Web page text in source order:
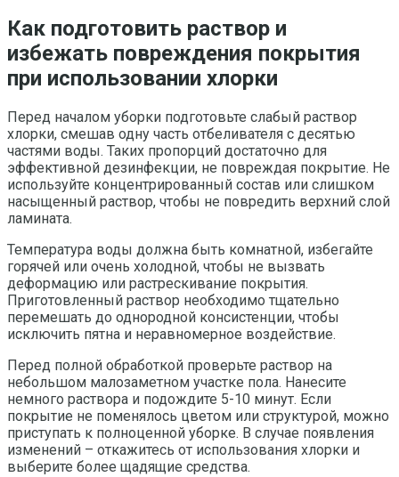
Как подготовить раствор и
избежать повреждения покрытия
при использовании хлорки
Перед началом уборки подготовьте слабый раствор
хлорки, смешав одну часть отбеливателя с десятью
частями воды. Таких пропорций достаточно для
эффективной дезинфекции, не повреждая покрытие. Не
используйте концентрированный состав или слишком
насыщенный раствор, чтобы не повредить верхний слой
ламината.
Температура воды должна быть комнатной, избегайте
горячей или очень холодной, чтобы не вызвать
деформацию или растрескивание покрытия.
Приготовленный раствор необходимо тщательно
перемешать до однородной консистенции, чтобы
исключить пятна и неравномерное воздействие.
Перед полной обработкой проверьте раствор на
небольшом малозаметном участке пола. Нанесите
немного раствора и подождите 5-10 минут. Если
покрытие не поменялось цветом или структурой, можно
приступать к полноценной уборке. В случае появления
изменений – откажитесь от использования хлорки и
выберите более щадящие средства.